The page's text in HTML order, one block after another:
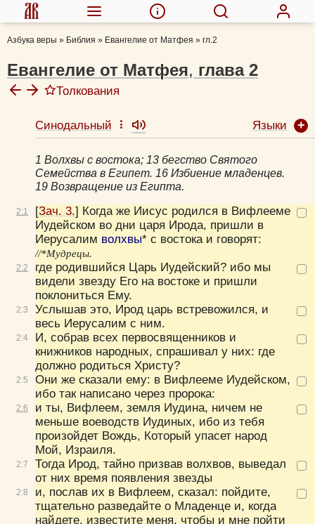
Азбука веры » Библия » Евангелие от Матфея » гл.2
Евангелие от Матфея, глава 2
Толкования
Михаил (Лузин), еп.
Феофилакт Болгарский, блж.
Толковая Библия А.П. Лопухина
Иероним Стридонский, блж.
Никифор (Феотокис), архиеп.
Евфимий Зигабен
Афанасий Великий, свт.
Иоанн Бухарев, прот.
Олег Стеняев, протоиерей
Мефодий (Кульман), епископ
Троицкие листки (XIX в.)
2:1
2:2
2:3
2:4
2:5
2:6
2:7
2:8
Синодальный Языки
1 Волхвы с востока; 13 бегство Святого
Семейства в Египет. 16 Избиение младенцев.
19 Возвращение из Египта.
[Зач. 3.] Когда же Иисус родился в Вифлееме
Иудейском во дни царя Ирода, пришли в
Иерусалим волхвы* с востока и говорят:
//*Мудрецы.
где родившийся Царь Иудейский? ибо мы
видели звезду Его на востоке и пришли
поклониться Ему.
Услышав это, Ирод царь встревожился, и
весь Иерусалим с ним.
И, собрав всех первосвященников и
книжников народных, спрашивал у них: где
должно родиться Христу?
Они же сказали ему: в Вифлееме Иудейском,
ибо так написано через пророка:
и ты, Вифлеем, земля Иудина, ничем не
меньше воеводств Иудиных, ибо из тебя
произойдет Вождь, Который упасет народ
Мой, Израиля.
Тогда Ирод, тайно призвав волхвов, выведал
от них время появления звезды
и, послав их в Вифлеем, сказал: пойдите,
тщательно разведайте о Младенце и, когда
найдете, известите меня, чтобы и мне пойти